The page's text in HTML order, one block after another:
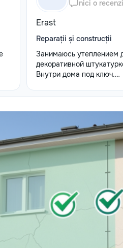
nici o
Erast
Reparații și construcții
Занимаюсь утеплением
декоративной
Внутри дома под ключ.